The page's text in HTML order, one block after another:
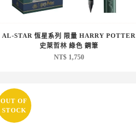
AL-STAR 恆星系列 限量 HARRY POTTER
史萊哲林 綠色 鋼筆
NT$1,750
OUT OF
STOCK